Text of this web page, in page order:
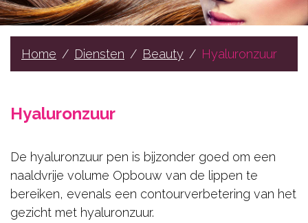
Gastenboek
Diensten
Hair
Lichaamsbehandelingen
Cadeaubons
Contact
Home Diensten Beauty Hyaluronzuur
Hyaluronzuur
De hyaluronzuur pen is bijzonder goed om een
naaldvrije volume Opbouw van de lippen te
bereiken, evenals een contourverbetering van het
gezicht met hyaluronzuur.